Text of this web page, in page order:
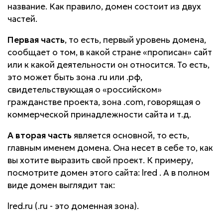
название. Как правило, домен состоит из двух
частей.
Первая часть, то есть, первый уровень домена,
сообщает о том, в какой стране «прописан» сайт
или к какой деятельности он относится. То есть,
это может быть зона .ru или .рф,
свидетельствующая о «российском»
гражданстве проекта, зона .com, говорящая о
коммерческой принадлежности сайта и т.д.
А вторая часть является основной, то есть,
главным именем домена. Она несет в себе то, как
вы хотите выразить свой проект. К примеру,
посмотрите домен этого сайта: lred . А в полном
виде домен выглядит так:
lred.ru (.ru - это доменная зона).